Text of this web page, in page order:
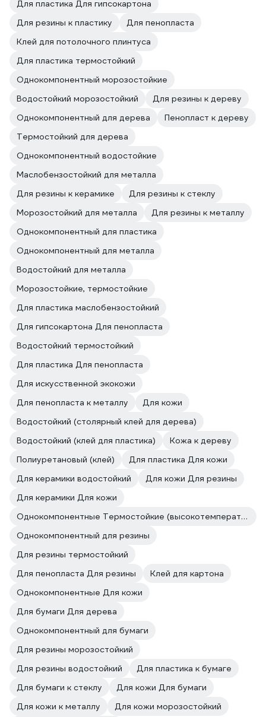
Для пластика Для гипсокартона
Для резины к пластику
Для пенопласта
Клей для потолочного плинтуса
Для пластика термостойкий
Однокомпонентный морозостойкие
Водостойкий морозостойкий
Для резины к дереву
Однокомпонентный для дерева
Пенопласт к дереву
Термостойкий для дерева
Однокомпонентный водостойкие
Маслобензостойкий для металла
Для резины к керамике
Для резины к стеклу
Морозостойкий для металла
Для резины к металлу
Однокомпонентный для пластика
Однокомпонентный для металла
Водостойкий для металла
Морозостойкие, термостойкие
Для пластика маслобензостойкий
Для гипсокартона Для пенопласта
Водостойкий термостойкий
Для пластика Для пенопласта
Для искусственной экокожи
Для пенопласта к металлу
Для кожи
Водостойкий (столярный клей для дерева)
Водостойкий (клей для пластика)
Кожа к дереву
Полиуретановый (клей)
Для пластика Для кожи
Для керамики водостойкий
Для кожи Для резины
Для керамики Для кожи
Однокомпонентные Термостойкие (высокотемпературные)
Однокомпонентный для резины
Для резины термостойкий
Для пенопласта Для резины
Клей для картона
Однокомпонентные Для кожи
Для бумаги Для дерева
Однокомпонентный для бумаги
Для резины морозостойкий
Для резины водостойкий
Для пластика к бумаге
Для бумаги к стеклу
Для кожи Для бумаги
Для кожи к металлу
Для кожи морозостойкий